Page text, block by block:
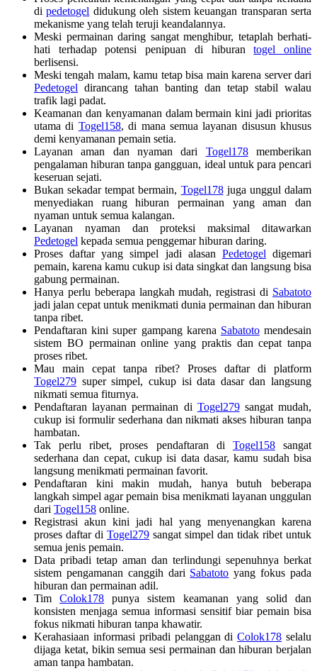
dipedetogel didukung oleh sistem keuangan transparan serta
mekanisme yang telah teruji keandalannya.
Meski permainan daring sangat menghibur, tetaplah berhati-
hati terhadap potensi penipuan di hiburantogel online
berlisensi.
Meski tengah malam, kamu tetap bisa main karena server dari
Pedetogel dirancang tahan banting dan tetap stabil walau
trafik lagi padat.
Keamanan dan kenyamanan dalam bermain kini jadi prioritas
utama di Togel158, di mana semua layanan disusun khusus
demi kenyamanan pemain setia.
Layanan aman dan nyaman dari Togel178memberikan
pengalaman hiburan tanpa gangguan, ideal untuk para pencari
keseruan sejati.
Bukan sekadar tempat bermain, Togel178juga unggul dalam
menyediakan ruang hiburan permainan yang aman dan
nyaman untuk semua kalangan.
Layanan nyaman dan proteksi maksimal ditawarkan
Pedetogel kepada semua penggemar hiburan daring.
Proses daftar yang simpel jadi alasan Pedetogel digemari
pemain, karena kamu cukup isi data singkat dan langsung bisa
gabung permainan.
Hanya perlu beberapa langkah mudah, registrasi di Sabatoto
jadi jalan cepat untuk menikmati dunia permainan dan hiburan
tanpa ribet.
Pendaftaran kini super gampang karena Sabatotomendesain
sistem BO permainan online yang praktis dan cepat tanpa
proses ribet.
Mau main cepat tanpa ribet? Proses daftar di platform
Togel279 super simpel, cukup isi data dasar dan langsung
nikmati semua fiturnya.
Pendaftaran layanan permainan di Togel279sangat mudah,
cukup isi formulir sederhana dan nikmati akses hiburan tanpa
hambatan.
Tak perlu ribet, proses pendaftaran di Togel158sangat
sederhana dan cepat, cukup isi data dasar, kamu sudah bisa
langsung menikmati permainan favorit.
Pendaftaran kini makin mudah, hanya butuh beberapa
langkah simpel agar pemain bisa menikmati layanan unggulan
dari Togel158 online.
Registrasi akun kini jadi hal yang menyenangkan karena
proses daftar di Togel279 sangat simpel dan tidak ribet untuk
semua jenis pemain.
Data pribadi tetap aman dan terlindungi sepenuhnya berkat
sistem pengamanan canggih dari Sabatoto yang fokus pada
hiburan dan permainan adil.
TimColok178 punya sistem keamanan yang solid dan
konsisten menjaga semua informasi sensitif biar pemain bisa
fokus nikmati hiburan tanpa khawatir.
Kerahasiaan informasi pribadi pelanggan diColok178 selalu
dijaga ketat, bikin semua sesi permainan dan hiburan berjalan
aman tanpa hambatan.